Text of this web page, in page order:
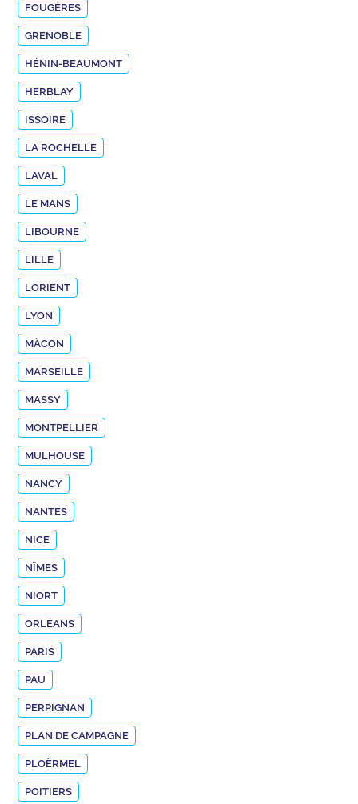
FOUGÈRES
GRENOBLE
HÉNIN-BEAUMONT
HERBLAY
ISSOIRE
LA ROCHELLE
LAVAL
LE MANS
LIBOURNE
LILLE
LORIENT
LYON
MÂCON
MARSEILLE
MASSY
MONTPELLIER
MULHOUSE
NANCY
NANTES
NICE
NÎMES
NIORT
ORLÉANS
PARIS
PAU
PERPIGNAN
PLAN DE CAMPAGNE
PLOËRMEL
POITIERS